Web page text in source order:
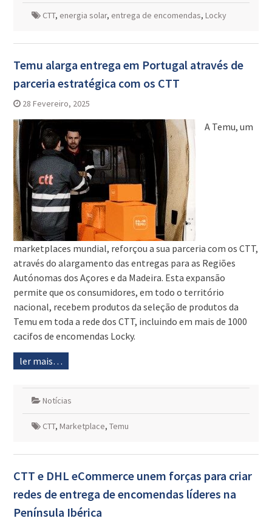
CTT, energia solar, entrega de encomendas, Locky
Temu alarga entrega em Portugal através de
parceria estratégica com os CTT
28 Fevereiro, 2025
A Temu, um
marketplaces mundial, reforçou a sua parceria com os CTT,
através do alargamento das entregas para as Regiões
Autónomas dos Açores e da Madeira. Esta expansão
permite que os consumidores, em todo o território
nacional, recebem produtos da seleção de produtos da
Temu em toda a rede dos CTT, incluindo em mais de 1000
cacifos de encomendas Locky.
ler mais…
Notícias
CTT, Marketplace, Temu
CTT e DHL eCommerce unem forças para criar
redes de entrega de encomendas líderes na
Península Ibérica